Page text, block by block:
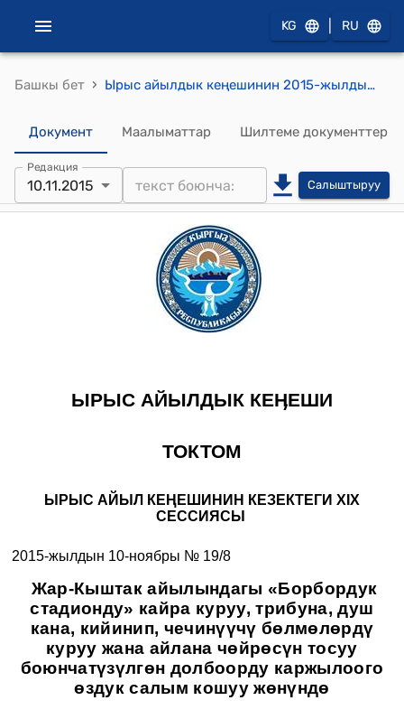
KG RU
Башкы бет › Ырыс айылдык кеңешинин 2015-жылдын 10-ноябрындагы № 19/8 "Жар-Кыштак айылындагы «Борбордук стадионду» кайра куруу, трибуна, душ кана, кийинип, чечинүүчү бөлмөлөрдү куруу жана айлана чөйрөсүн тосуу боюнчатүзүлгөн долбоорду каржылоого өздук салым кошуу жөнүндө" токтому
Документ Маалыматтар Шилтеме документтер
Редакция
10.11.2015 Салыштыруу